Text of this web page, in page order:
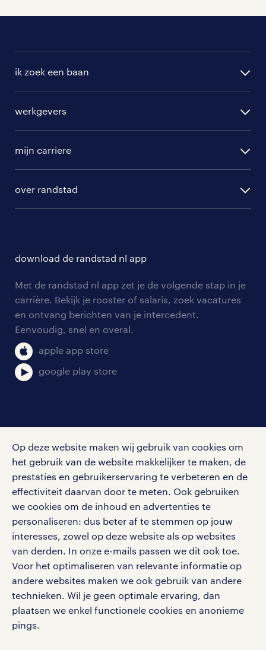
Op deze website maken wij gebruik van cookies om
het gebruik van de website makkelijker te maken, de
prestaties en gebruikerservaring te verbeteren en de
effectiviteit daarvan door te meten. Ook gebruiken
we cookies om de inhoud en advertenties te
personaliseren: dus beter af te stemmen op jouw
interesses, zowel op deze website als op websites
van derden. In onze e-mails passen we dit ook toe.
Voor het optimaliseren van relevante informatie op
andere websites maken we ook gebruik van andere
technieken. Wil je geen optimale ervaring, dan
plaatsen we enkel functionele cookies en anonieme
pings.
ik zoek een baan
randstad professional
randstad digital
werkgevers
hr-diensten
branches
tarieven
personeel gezocht
aanmelden nieuwsbrief
mijn carriere
blogs en artikelen
salarischecker
bruto-netto calculator
over randstad
onze vestigingen
pers
klachten en misstanden
download de randstad nl app
Met de randstad nl app zet je de volgende stap in je
carrière. Bekijk je rooster of salaris, zoek vacatures
en ontvang berichten van je intercedent.
Eenvoudig, snel en overal.
apple app store
google play store
Volg ons voor de leukste content omtrent
vacatures, solliciteren en inspiratie.
werken bij randstad
gebruikersvoorwaarden
privacystatement
cookies
disclaimer
sitemap